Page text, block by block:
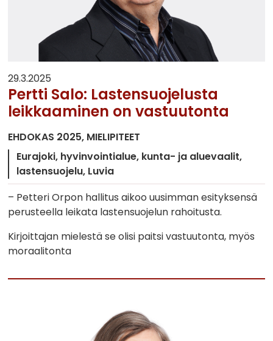
29.3.2025
Pertti Salo: Lastensuojelusta
leikkaaminen on vastuutonta
EHDOKAS 2025 MIELIPITEET
Eurajoki hyvinvointialue kunta- ja aluevaalit
lastensuojelu Luvia
– Petteri Orpon hallitus aikoo uusimman esityksensä
perusteella leikata lastensuojelun rahoitusta.
Kirjoittajan mielestä se olisi paitsi vastuutonta, myös
moraalitonta